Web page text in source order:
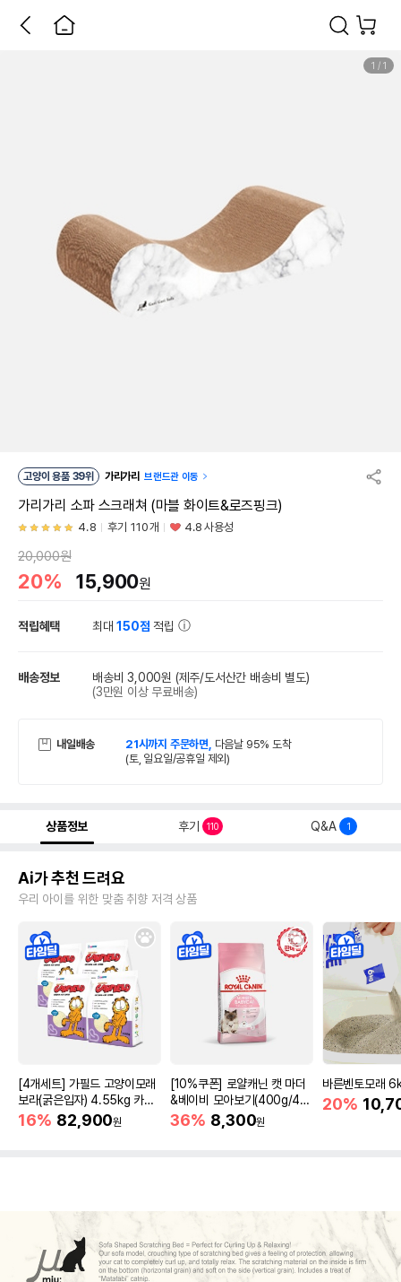
1 / 1
고양이 용품 39위 가리가리 브랜드관 이동
가리가리 소파 스크래쳐 (마블 화이트&로즈핑크)
4.8 후기 110개 4.8 사용성
20,000원
20% 15,900원
적립혜택 최대150점 적립
배송정보 배송비 3,000원 (제주/도서산간 배송비 별도)
(3만원 이상 무료배송)
내일배송 21시까지 주문하면, 다음날 95% 도착
(토, 일요일/공휴일 제외)
상품정보 후기 110 Q&A 1
Ai가 추천 드려요
우리 아이를 위한 맞춤 취향 저격 상품
[4개세트] 가필드 고양이모래
보라(굵은입자) 4.55kg 카사
바모래
16% 82,900원
[10%쿠폰] 로얄캐닌 캣 마더
&베이비 모아보기(400g/4/1
0kg)
36% 8,300원
바른벤토모래
20%